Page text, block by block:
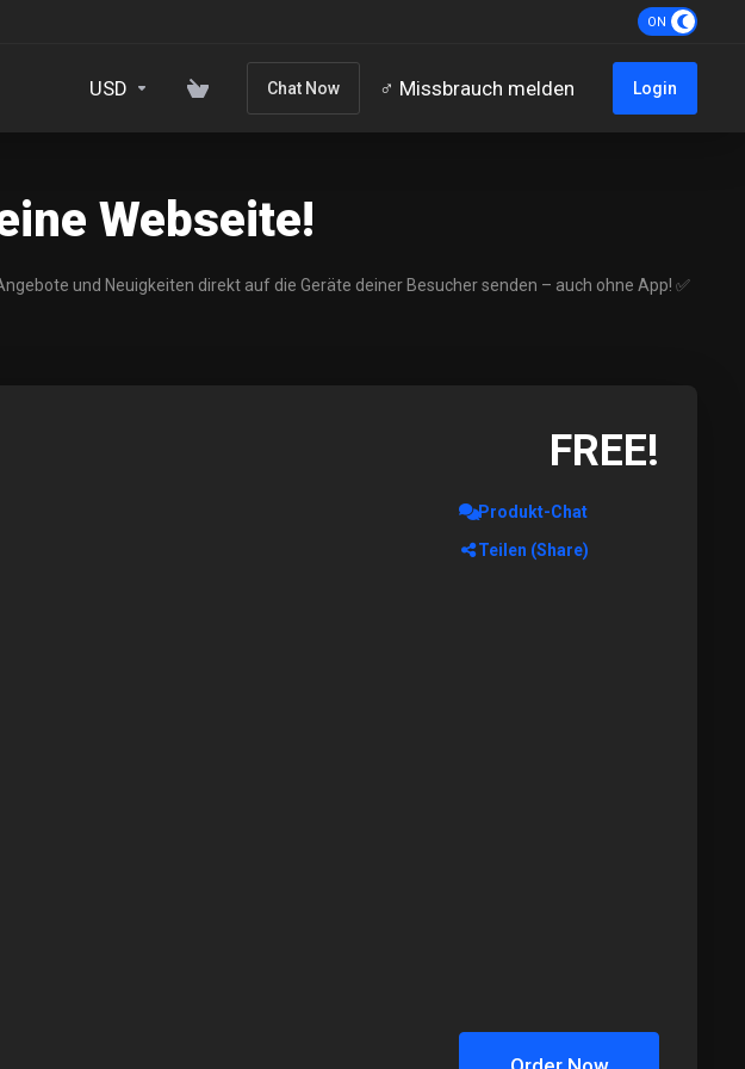
USD Chat Now ‍♂️ Missbrauch melden Login
Webseite!
und Neuigkeiten direkt auf die Geräte deiner Besucher senden – auch ohne App! ✅
FREE!
Produkt-Chat
Teilen (Share)